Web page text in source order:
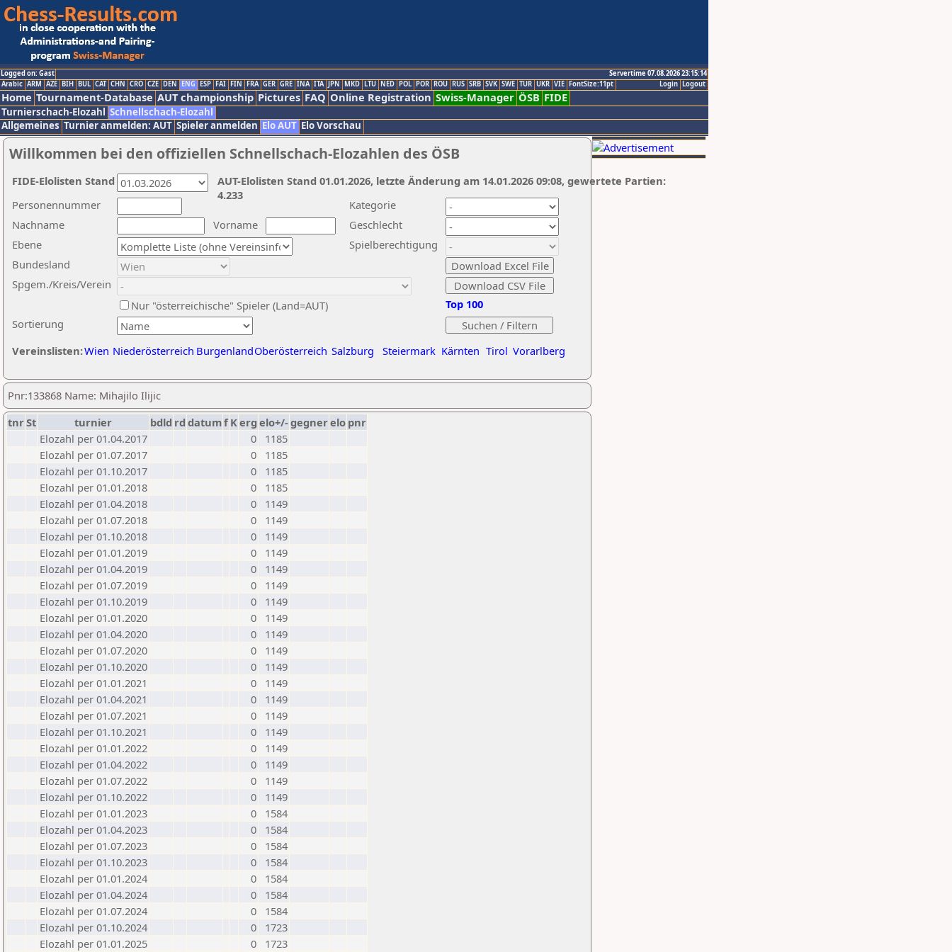
Logged on: Gast
Servertime 07.08.2026 23:15:14
Logout
Login
Arabic ARM AZE BIH BUL CAT CHN CRO CZE DEN ENG ESP FAI FIN FRA GER GRE INA ITA JPN MKD LTU NED POL POR ROU RUS SRB SVK SWE TUR UKR VIE FontSize:11pt
Home Tournament-Database AUT championship Pictures FAQ Online Registration Swiss-Manager ÖSB FIDE
Turnierschach-Elozahl Schnellschach-Elozahl
Allgemeines Turnier anmelden: AUT Spieler anmelden Elo AUT Elo Vorschau
Willkommen bei den offiziellen Schnellschach-Elozahlen des ÖSB
Nachname
Vorname
Ebene
Kategorie
Sortierung
Personennummer
Bundesland
Spgem./Kreis/Verein
Geschlecht
Nur "österreichische" Spieler (Land=AUT)
Spielberechtigung
Vereinslisten:Wien Niederösterreich BurgenlandOberösterreich Salzburg Steiermark Kärnten Tirol Vorarlberg
Top 100
AUT-Elolisten Stand 01.01.2026, letzte Änderung am 14.01.2026 09:08, gewertete Partien:
4.233
FIDE-Elolisten Stand
Pnr:133868 Name: Mihajilo Ilijic
tnrSt turnier bdld rd datumf Kerg elo+/-gegnerelo pnr
Elozahl per 01.04.2017
0
1185
Elozahl per 01.07.2017
0
1185
Elozahl per 01.10.2017
0
1185
Elozahl per 01.01.2018
0
1185
Elozahl per 01.04.2018
0
1149
Elozahl per 01.07.2018
0
1149
Elozahl per 01.10.2018
0
1149
Elozahl per 01.01.2019
0
1149
Elozahl per 01.04.2019
0
1149
Elozahl per 01.07.2019
0
1149
Elozahl per 01.10.2019
0
1149
Elozahl per 01.01.2020
0
1149
Elozahl per 01.04.2020
0
1149
Elozahl per 01.07.2020
0
1149
Elozahl per 01.10.2020
0
1149
Elozahl per 01.01.2021
0
1149
Elozahl per 01.04.2021
0
1149
Elozahl per 01.07.2021
0
1149
Elozahl per 01.10.2021
0
1149
Elozahl per 01.01.2022
0
1149
Elozahl per 01.04.2022
0
1149
Elozahl per 01.07.2022
0
1149
Elozahl per 01.10.2022
0
1149
Elozahl per 01.01.2023
0
1584
Elozahl per 01.04.2023
0
1584
Elozahl per 01.07.2023
0
1584
Elozahl per 01.10.2023
0
1584
Elozahl per 01.01.2024
0
1584
Elozahl per 01.04.2024
0
1584
Elozahl per 01.07.2024
0
1584
Elozahl per 01.10.2024
0
1723
Elozahl per 01.01.2025
0 1723